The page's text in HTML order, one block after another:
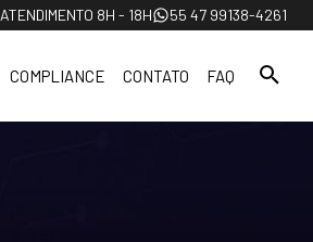
ATENDIMENTO 8H - 18H 55 47 99138-4261
COMPLIANCE
Ouvidoria
CONTATO FAQ